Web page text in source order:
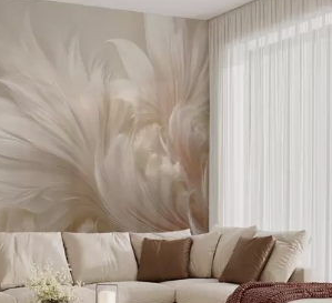
Bildformat
Smart
Återställ allt